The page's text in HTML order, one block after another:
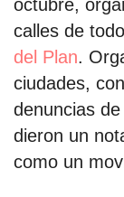
octubre,
calles de
del Plan.
ciudades,
denuncias
dieron un
como un